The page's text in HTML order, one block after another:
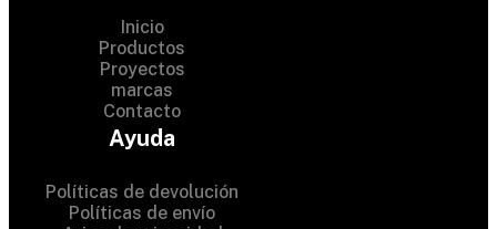
Inicio
Productos
Proyectos
marcas
Contacto
Ayuda
Políticas de devolución
Políticas de envío